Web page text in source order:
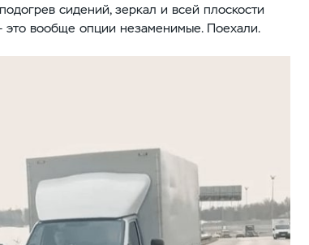
сидений, зеркал и всей плоскости
это вообще опции незаменимые. Поехали.